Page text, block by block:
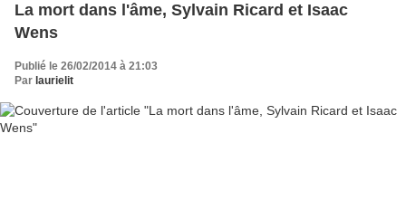
La mort dans l'âme, Sylvain Ricard et Isaac
Wens
Publié le 26/02/2014 à 21:03
Par laurielit